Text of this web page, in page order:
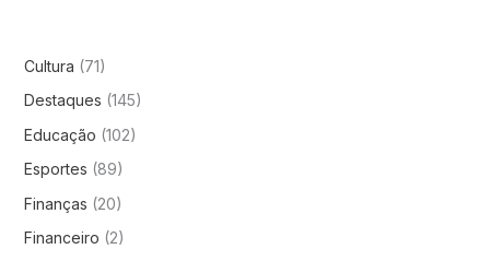
Cultura (71)
Destaques (145)
Educação (102)
Esportes (89)
Finanças (20)
Financeiro (2)